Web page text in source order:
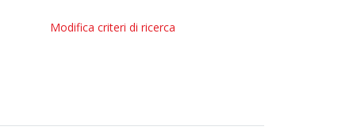
Modifica criteri di ricerca